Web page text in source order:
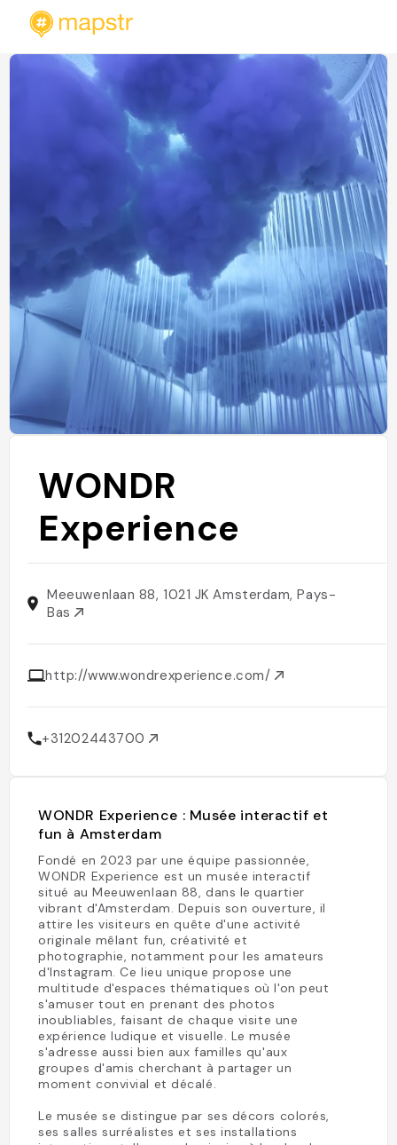
WONDR
Experience
Meeuwenlaan 88, 1021 JK Amsterdam, Pays-
Bas
http://www.wondrexperience.com/
+31202443700
WONDR Experience : Musée interactif et
fun à Amsterdam
Fondé en 2023 par une équipe passionnée,
WONDR Experience est un musée interactif
situé au Meeuwenlaan 88, dans le quartier
vibrant d'Amsterdam. Depuis son ouverture, il
attire les visiteurs en quête d'une activité
originale mêlant fun, créativité et
photographie, notamment pour les amateurs
d'Instagram. Ce lieu unique propose une
multitude d'espaces thématiques où l'on peut
s'amuser tout en prenant des photos
inoubliables, faisant de chaque visite une
expérience ludique et visuelle. Le musée
s'adresse aussi bien aux familles qu'aux
groupes d'amis cherchant à partager un
moment convivial et décalé.
Le musée se distingue par ses décors colorés,
ses salles surréalistes et ses installations